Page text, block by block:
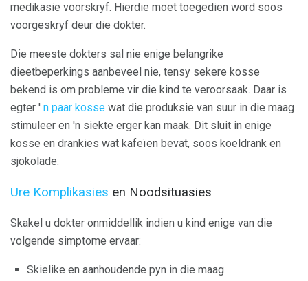
medikasie voorskryf. Hierdie moet toegedien word soos
voorgeskryf deur die dokter.
Die meeste dokters sal nie enige belangrike
dieetbeperkings aanbeveel nie, tensy sekere kosse
bekend is om probleme vir die kind te veroorsaak. Daar is
egter ' n paar kosse wat die produksie van suur in die maag
stimuleer en 'n siekte erger kan maak. Dit sluit in enige
kosse en drankies wat kafeïen bevat, soos koeldrank en
sjokolade.
Ure Komplikasies en Noodsituasies
Skakel u dokter onmiddellik indien u kind enige van die
volgende simptome ervaar:
Skielike en aanhoudende pyn in die maag